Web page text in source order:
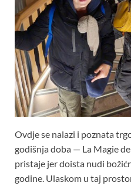
Ovdje se nalazi i poznata
godišnja doba — La Magie
pristaje jer doista nudi
godine. Ulaskom u taj